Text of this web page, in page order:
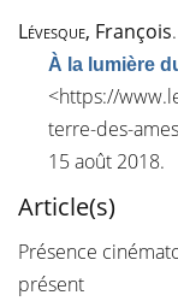
Lévesque, François
À la lumière
<https://
terre-des-
15 août 2018.
Article(s)
Présence
présent